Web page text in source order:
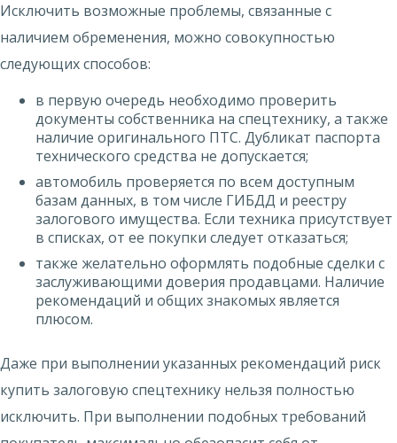
Исключить возможные проблемы, связанные с
наличием обременения, можно совокупностью
следующих способов:
в первую очередь необходимо проверить
документы собственника на спецтехнику, а также
наличие оригинального ПТС. Дубликат паспорта
технического средства не допускается;
автомобиль проверяется по всем доступным
базам данных, в том числе ГИБДД и реестру
залогового имущества. Если техника присутствует
в списках, от ее покупки следует отказаться;
также желательно оформлять подобные сделки с
заслуживающими доверия продавцами. Наличие
рекомендаций и общих знакомых является
плюсом.
Даже при выполнении указанных рекомендаций риск
купить залоговую спецтехнику нельзя полностью
исключить. При выполнении подобных требований